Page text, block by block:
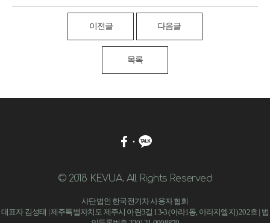
이전글 다음글
목록
© 2018 KEVUA. All Rights Reserved
사단법인 한국전기차 사용자 협회
대표자 김성태 | 제주특별자치도 제주시 아란3길 13-3 (아라1동, 아라지엘지) 202호 | 법